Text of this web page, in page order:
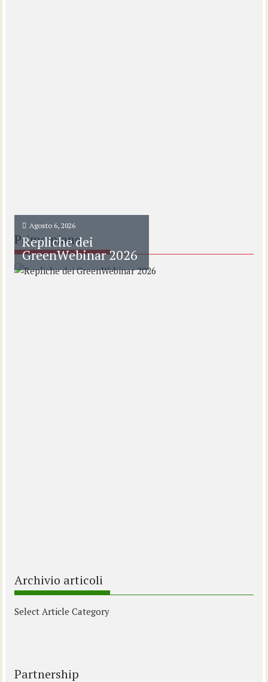
Primo piano
Agosto 6, 2026
Repliche dei
GreenWebinar 2026
Archivio articoli
Select Article Category
Partnership